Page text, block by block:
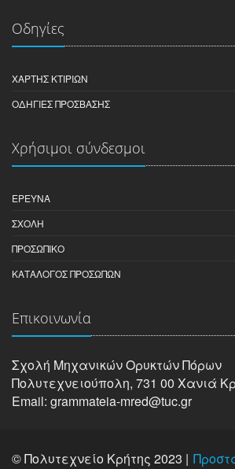
Οδηγίες
ΧΆΡΤΗΣ ΚΤΙΡΊΩΝ
ΟΔΗΓΊΕΣ ΠΡΌΣΒΑΣΗΣ
Χρήσιμοι σύνδεσμοι
ΈΡΕΥΝΑ
ΣΧΟΛΉ
ΠΡΟΣΩΠΙΚΌ
ΚΑΤΆΛΟΓΟΣ ΠΡΟΣΏΠΩΝ
Επικοινωνία
Σχολή Μηχανικών Oρυκτών Πόρων
Πολυτεχνειούπολη, 731 00 Χανιά
Email: grammateia-mred@tuc.gr
© Πολυτεχνείο Κρήτης 2023 |